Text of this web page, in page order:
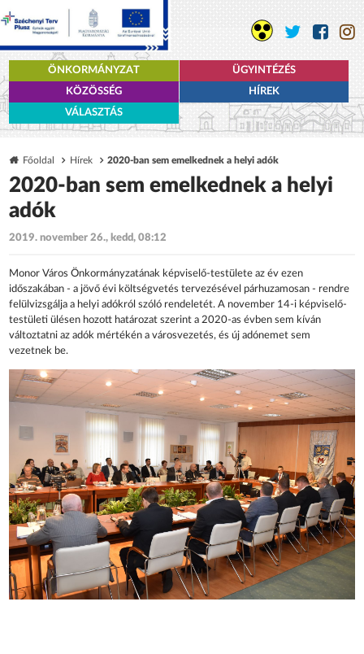
ÖNKORMÁNYZAT
ÜGYINTÉZÉS
KÖZÖSSÉG
HÍREK
VÁLASZTÁS
Főoldal Hírek 2020-ban sem emelkednek a helyi adók
2020-ban sem emelkednek a helyi
adók
2019. november 26., kedd, 08:12
Monor Város Önkormányzatának képviselő-testülete az év ezen
időszakában - a jövő évi költségvetés tervezésével párhuzamosan - rendre
felülvizsgálja a helyi adókról szóló rendeletét. A november 14-i képviselő-
testületi ülésen hozott határozat szerint a 2020-as évben sem kíván
változtatni az adók mértékén a városvezetés, és új adónemet sem
vezetnek be.